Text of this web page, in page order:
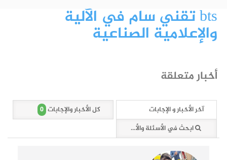
bts تقني سام في الآلية
والإعلامية الصناعية
أخبار متعلقة
آخر الأخبار و الإجابات كل الأخبار والإجابات 0
ابحث في الأسئلة والأخبار (0 وثائق)